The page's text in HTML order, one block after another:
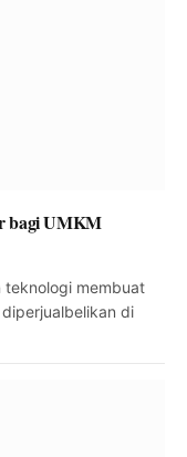
bagi UMKM
teknologi membuat
di